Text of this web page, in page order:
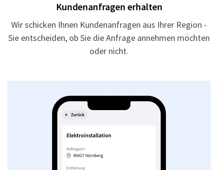
Kundenanfragen erhalten
Wir schicken Ihnen Kundenanfragen aus Ihrer Region -
Sie entscheiden, ob Sie die Anfrage annehmen möchten
oder nicht.